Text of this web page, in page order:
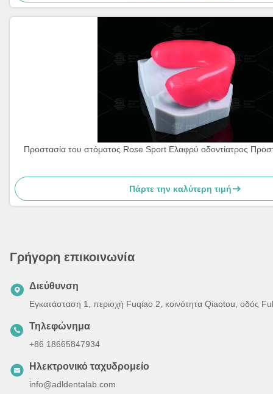
Προστασία του στόματος Rose Sport Ελαφρύ οδοντίατρος
Πάρτε την καλύτερη τιμή
Γρήγορη επικοινωνία
Διεύθυνση
Εγκατάσταση 1, περιοχή Fuqiao 2, κοινότητα Qiaotou, οδός
Τηλεφώνημα
+86 18665847934
Ηλεκτρονικό ταχυδρομείο
info@adldentalab.com